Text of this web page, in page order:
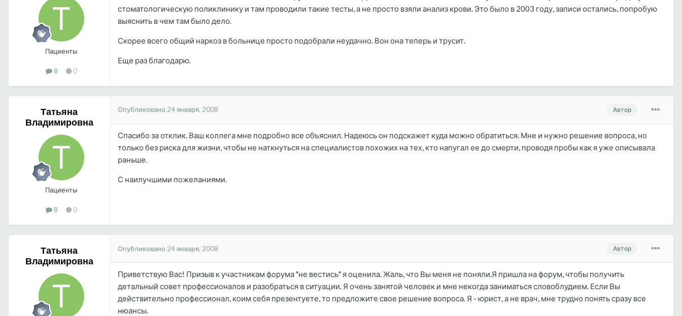
Пациенты
8 0
стоматологическую поликлинику и там проводили такие тесты, а не просто взяли анализ крови. Это было в 2003 году, записи остались, попробую
выяснить в чем там было дело.
Скорее всего общий наркоз в больнице просто подобрали неудачно. Вон она теперь и трусит.
Еще раз благодарю.
Татьяна
Владимировна
Пациенты
8 0
Автор
Опубликовано 24 января, 2008
Спасибо за отклик. Ваш коллега мне подробно все объяснил. Надеюсь он подскажет куда можно обратиться. Мне и нужно решение вопроса, но
только без риска для жизни, чтобы не наткнуться на специалистов похожих на тех, кто напугал ее до смерти, проводя пробы как я уже описывала
раньше.
С наилучшими пожеланиями.
Татьяна
Владимировна
Автор
Опубликовано 24 января, 2008
Приветствую Вас! Призыв к участникам форума "не вестись" я оценила. Жаль, что Вы меня не поняли.Я пришла на форум, чтобы получить
детальный совет профессионалов и разобраться в ситуации. Я очень занятой человек и мне некогда заниматься словоблудием. Если Вы
действительно профессионал, коим себя презентуете, то предложите свое решение вопроса. Я - юрист, а не врач, мне трудно понять сразу все
нюансы.